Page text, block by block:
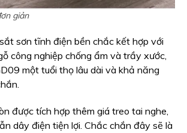
giản
sơn tĩnh điện bền chắc kết hợp với
công nghiệp chống ẩm và trầy xước,
một tuổi thọ lâu dài và khả năng
được tích hợp thêm giá treo tai nghe,
dây điện tiện lợi. Chắc chắn đây sẽ là